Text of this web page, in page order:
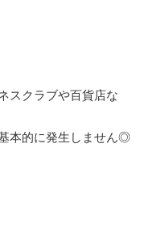
スクラブや百貨店な
本的に発生しません◎